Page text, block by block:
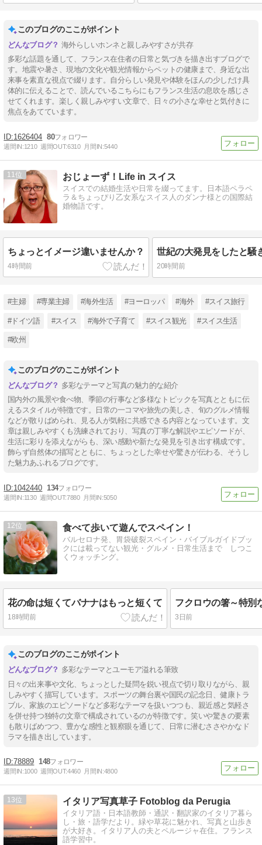
このブログのここがポイント
海外らしいホンネと親しみやすさが共存
多彩な話題を通して、フランス在住者の日常と気づきを描き出すブログで
す。地震や暑さ、現地の文化や観光情報からペットの健康まで、身近な出
来事を素直な視点で綴ります。自分らしい発見や体験をほんの少しだけ具
体的に伝えることで、読んでいるこちらにもフランス生活の息吹を感じさ
せてくれます。楽しく親しみやすい文章で、日々の小さな幸せと気付きに
焦点をあてています。
1626404 80
週間IN:1210 週間OUT:6310 月間IN:5440
11 おじょーず！Life in スイス
スイスでの結婚生活や日常を綴ってます。日本語ペラペ
ラ＆ちょっぴり乙女系なスイス人のダンナ様との国際結
婚物語です。
ちょっとイメージ違いませんか？
4時間前
世紀の大発見をしたと騒
20時間前
#主婦 #専業主婦 #海外生活 #ヨーロッパ #海外 #スイス旅行
#ドイツ語 #スイス #海外で子育て #スイス観光 #スイス生活
#欧州
このブログのここがポイント
多彩なテーマと写真の魅力的な紹介
国内外の風景や食べ物、季節の行事など多様なトピックを写真とともに伝
えるスタイルが特徴です。日常の一コマや旅先の美しさ、旬のグルメ情報
などが散りばめられ、見る人が気軽に共感できる内容となっています。文
章は親しみやすくも洗練されており、写真の丁寧な解説やエピソードが、
生活に彩りを添えながらも、深い感動や新たな発見を引き出す構成です。
飾らず自然体の描写とともに、ちょっとした幸せや驚きが伝わる、そうし
た魅力あふれるブログです。
1042440 134
週間IN:1130 週間OUT:7880 月間IN:5050
12 食べて歩いて遊んでスペイン！
バルセロナ発、胃袋破裂スペイン・バイブルガイドブッ
クには載ってない観光・グルメ・日常生活まで しつこ
くウォッチング。
花の命は短くてバナナはもっと短くて
18時間前
フクロウの箸～特別
3日前
このブログのここがポイント
多彩なテーマとユーモア溢れる筆致
日々の出来事や文化、ちょっとした疑問を鋭い視点で切り取りながら、親
しみやすく描写しています。スポーツの舞台裏や国民の記念日、健康トラ
ブル、家族のエピソードなど多彩なテーマを扱いつつも、親近感と気軽さ
を併せ持つ独特の文章で構成されているのが特徴です。笑いや驚きの要素
も散りばめつつ、豊かな感性と観察眼を通じて、日常に潜むささやかなド
ラマを描き出しています。
78889 148
週間IN:1000 週間OUT:4460 月間IN:4800
13 イタリア写真草子 Fotoblog da Perugia
イタリア語・日本語教師・通訳・翻訳家のイタリア暮ら
し・旅・語学だより。緑や草花に魅かれ、写真と山歩き
が大好き。イタリア人の夫とペルージャ在住。フランス
語学習中。